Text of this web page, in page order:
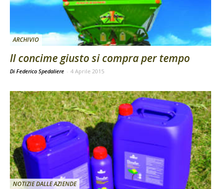
ARCHIVIO
Il concime giusto si compra per tempo
Di Federico Spedaliere - 4 Aprile 2015
NOTIZIE DALLE AZIENDE